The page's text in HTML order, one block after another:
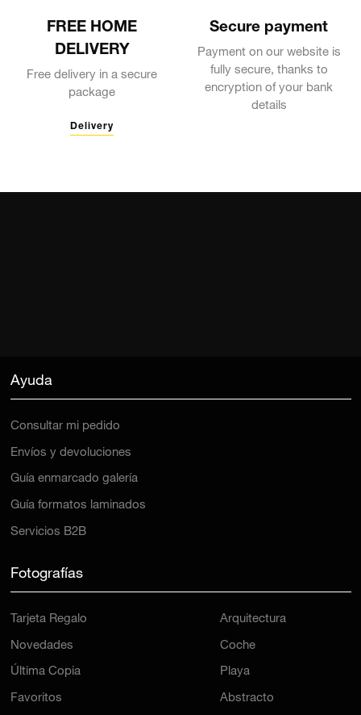
FREE HOME
DELIVERY
Free delivery in a secure
package
Delivery
Secure payment
Payment on our website is
fully secure, thanks to
encryption of your bank
details
Ayuda
Consultar mi pedido
Envíos y devoluciones
Guía enmarcado galería
Guía formatos laminados
Servicios B2B
Fotografías
Tarjeta Regalo
Novedades
Última Copia
Favoritos
Arquitectura
Coche
Playa
Abstracto